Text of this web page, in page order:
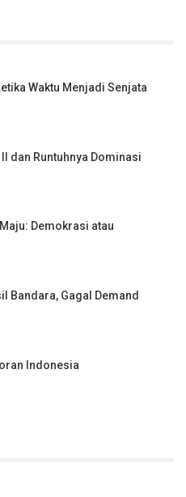
Waktu Menjadi Senjata
dan Runtuhnya Dominasi
Demokrasi atau
Bandara, Gagal Demand
Indonesia